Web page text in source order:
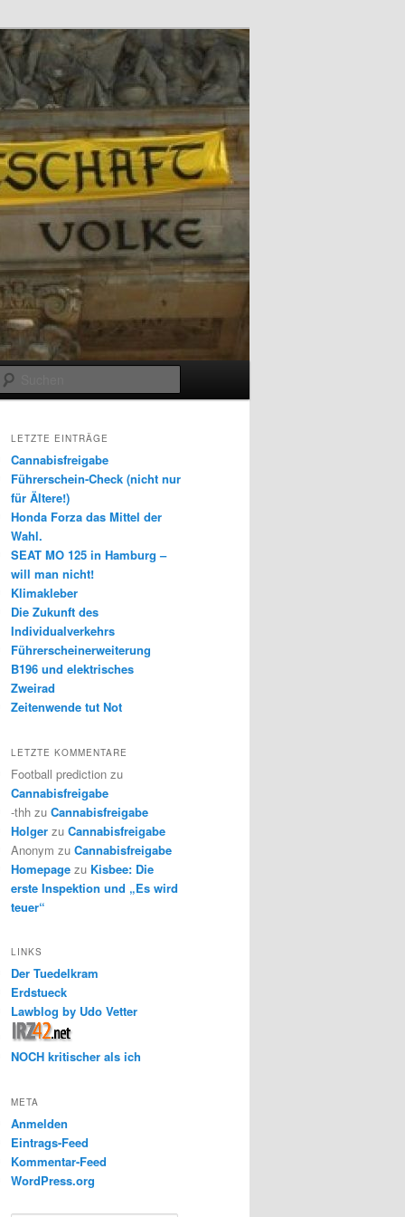
LETZTE EINTRÄGE
Cannabisfreigabe
Führerschein-Check (nicht nur
für Ältere!)
Honda Forza das Mittel der
Wahl.
SEAT MO 125 in Hamburg –
will man nicht!
Klimakleber
Die Zukunft des
Individualverkehrs
Führerscheinerweiterung
B196 und elektrisches
Zweirad
Zeitenwende tut Not
LETZTE KOMMENTARE
Football prediction zu
Cannabisfreigabe
-thh zu Cannabisfreigabe
Holger zu Cannabisfreigabe
Anonym zu Cannabisfreigabe
Homepage zu Kisbee: Die
erste Inspektion und „Es wird
teuer“
LINKS
Der Tuedelkram
Erdstueck
Lawblog by Udo Vetter
NOCH kritischer als ich
META
Anmelden
Eintrags-Feed
Kommentar-Feed
WordPress.org